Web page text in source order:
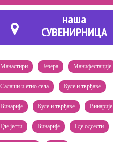
наша
СУВЕНИРНИЦА
Манастири Језера Манифестације
Салаши и етно села Куле и тврђаве
Винарије Куле и тврђаве Винарије
Где јести Винарије Где одсести